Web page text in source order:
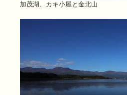
加茂湖、カキ小屋と金北山